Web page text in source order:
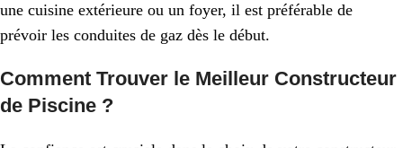
une cuisine extérieure ou un foyer, il est préférable de
prévoir les conduites de gaz dès le début.
Comment Trouver le Meilleur Constructeur
de Piscine ?